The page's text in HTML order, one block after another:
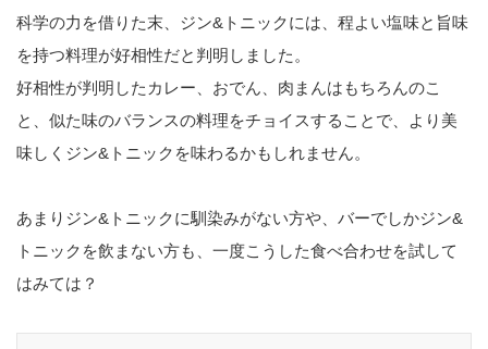
科学の力を借りた末、ジン&トニックには、程よい塩味と旨味
を持つ料理が好相性だと判明しました。
好相性が判明したカレー、おでん、肉まんはもちろんのこ
と、似た味のバランスの料理をチョイスすることで、より美
味しくジン&トニックを味わるかもしれません。
あまりジン&トニックに馴染みがない方や、バーでしかジン&
トニックを飲まない方も、一度こうした食べ合わせを試して
はみては？